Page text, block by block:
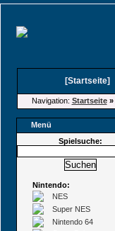
[Startseite]
Navigation: Startseite»
Menü
Spielsuche:
Nintendo:
NES
Super NES
Nintendo 64